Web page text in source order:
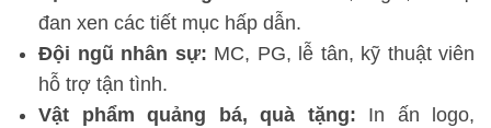
đan xen các tiết mục hấp dẫn.
Đội ngũ nhân sự: MC, PG, lễ tân, kỹ thuật viên
hỗ trợ tận tình.
Vật phẩm quảng bá, quà tặng: In ấn logo,